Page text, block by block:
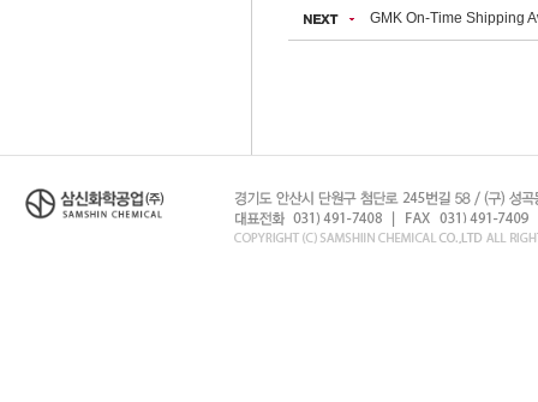
GMK On-Time Shipping